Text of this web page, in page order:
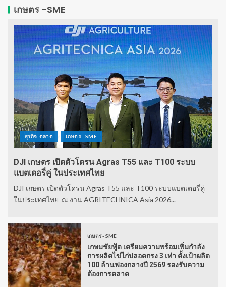
เกษตร -SME
ธุรกิจ-ตลาด เกษตร - SME
DJI เกษตร เปิดตัวโดรน Agras T55 และ T100 ระบบ
แบตเตอรี่คู่ ในประเทศไทย
DJI เกษตร เปิดตัวโดรน Agras T55 และ T100 ระบบแบตเตอรี่คู่
ในประเทศไทย ณ งาน AGRITECHNICA Asia 2026...
เกษตร - SME
เกษมชัยฟู้ด เตรียมความพร้อมเพิ่มกำลัง
การผลิตไข่ไก่ปลอดกรง 3 เท่า ตั้งเป้าผลิต
100 ล้านฟองกลางปี 2569 รองรับความ
ต้องการตลาด